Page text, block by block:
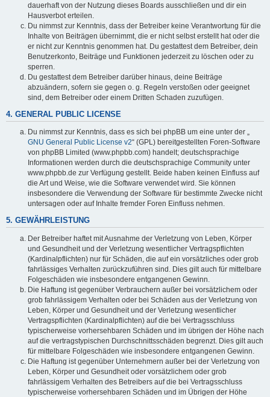
dauerhaft von der Nutzung dieses Boards ausschließen und dir ein
Hausverbot erteilen.
Du nimmst zur Kenntnis, dass der Betreiber keine Verantwortung für die
Inhalte von Beiträgen übernimmt, die er nicht selbst erstellt hat oder die
er nicht zur Kenntnis genommen hat. Du gestattest dem Betreiber, dein
Benutzerkonto, Beiträge und Funktionen jederzeit zu löschen oder zu
sperren.
Du gestattest dem Betreiber darüber hinaus, deine Beiträge
abzuändern, sofern sie gegen o. g. Regeln verstoßen oder geeignet
sind, dem Betreiber oder einem Dritten Schaden zuzufügen.
4. GENERAL PUBLIC LICENSE
Du nimmst zur Kenntnis, dass es sich bei phpBB um eine unter der „
GNU General Public License v2“ (GPL) bereitgestellten Foren-Software
von phpBB Limited (www.phpbb.com) handelt; deutschsprachige
Informationen werden durch die deutschsprachige Community unter
www.phpbb.de zur Verfügung gestellt. Beide haben keinen Einfluss auf
die Art und Weise, wie die Software verwendet wird. Sie können
insbesondere die Verwendung der Software für bestimmte Zwecke nicht
untersagen oder auf Inhalte fremder Foren Einfluss nehmen.
5. GEWÄHRLEISTUNG
Der Betreiber haftet mit Ausnahme der Verletzung von Leben, Körper
und Gesundheit und der Verletzung wesentlicher Vertragspflichten
(Kardinalpflichten) nur für Schäden, die auf ein vorsätzliches oder grob
fahrlässiges Verhalten zurückzuführen sind. Dies gilt auch für mittelbare
Folgeschäden wie insbesondere entgangenen Gewinn.
Die Haftung ist gegenüber Verbrauchern außer bei vorsätzlichem oder
grob fahrlässigem Verhalten oder bei Schäden aus der Verletzung von
Leben, Körper und Gesundheit und der Verletzung wesentlicher
Vertragspflichten (Kardinalpflichten) auf die bei Vertragsschluss
typischerweise vorhersehbaren Schäden und im übrigen der Höhe nach
auf die vertragstypischen Durchschnittsschäden begrenzt. Dies gilt auch
für mittelbare Folgeschäden wie insbesondere entgangenen Gewinn.
Die Haftung ist gegenüber Unternehmern außer bei der Verletzung von
Leben, Körper und Gesundheit oder vorsätzlichem oder grob
fahrlässigem Verhalten des Betreibers auf die bei Vertragsschluss
typischerweise vorhersehbaren Schäden und im Übrigen der Höhe